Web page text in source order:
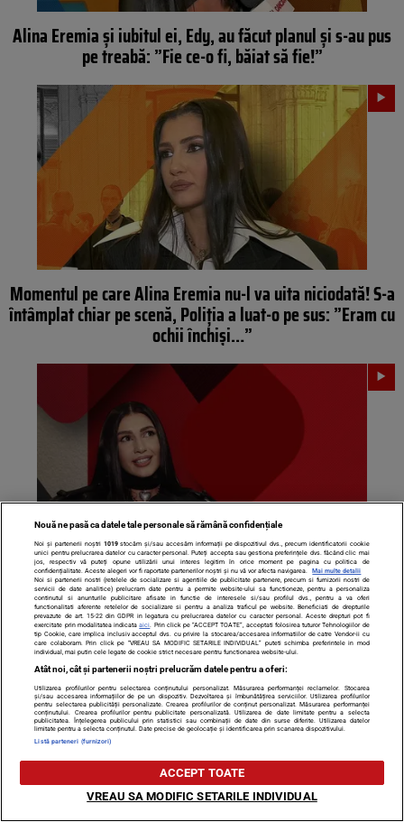
Alina Eremia și iubitul ei, Edy, au făcut planul și s-au pus
pe treabă: ”Fie ce-o fi, băiat să fie!”
Momentul pe care Alina Eremia nu-l va uita niciodată! S-a
întâmplat chiar pe scenă, Poliția a luat-o pe sus: ”Eram cu
ochii închiși…”
Alina Eremia nu a ascuns nimic, într-un interviu de
colecție pentru CANCAN.RO: căsătorie, copil, relația cu
”socrii”! Ce pregătește alături de iubitul ei
Nouă ne pasă ca datele tale personale să rămână confidențiale
Noi și partenerii noștri 1019stocăm și/sau accesăm informații pe dispozitivul dvs., precum identificatorii cookie
unici pentru prelucrarea datelor cu caracter personal. Puteți accepta sau gestiona preferințele dvs. făcând clic mai
jos, respectiv vă puteți opune utilizării unui interes legitim în orice moment pe pagina cu politica de
confidențialitate. Aceste alegeri vor fi raportate partenerilor noștri și nu vă vor afecta navigarea.
Mai multe detalii
Noi si partenerii nostri (retelele de socializare si agentiile de publicitate partenere, precum si furnizorii nostri de
servicii de date analitice) prelucram date pentru a permite website-ului sa functioneze, pentru a personaliza
continutul si anunturile publicitare afisate in functie de interesele si/sau profilul dvs., pentru a va oferi
functionalitati aferente retelelor de socializare si pentru a analiza traficul pe website. Beneficiati de drepturile
prevazute de art. 15-22 din GDPR in legatura cu prelucrarea datelor cu caracter personal. Aceste drepturi pot fi
exercitate prin modalitatea indicataaici . Prin click pe “ACCEPT TOATE”, acceptati folosirea tuturor Tehnologiilor de
tip Cookie, care implica inclusiv acceptul dvs. cu privire la stocarea/accesarea informatiilor de catre Vendor-ii cu
care colaboram. Prin click pe “VREAU SA MODIFIC SETARILE INDIVIDUAL” puteti schimba preferintele in mod
individual, mai putin cele legate de cookie strict necesare pentru functionarea website-ului.
Atât noi, cât și partenerii noștri prelucrăm datele pentru a oferi:
Utilizarea profilurilor pentru selectarea conținutului personalizat. Măsurarea performanței reclamelor. Stocarea
și/sau accesarea informațiilor de pe un dispozitiv. Dezvoltarea și îmbunătățirea serviciilor. Utilizarea profilurilor
pentru selectarea publicității personalizate. Crearea profilurilor de conținut personalizat. Măsurarea performanței
conținutului. Crearea profilurilor pentru publicitate personalizată. Utilizarea de date limitate pentru a selecta
publicitatea. Înțelegerea publicului prin statistici sau combinații de date din surse diferite. Utilizarea datelor
limitate pentru a selecta conținutul. Date precise de geolocație și identificarea prin scanarea dispozitivului.
Listă parteneri (furnizori)
ACCEPT TOATE
VREAU SA MODIFIC SETARILE INDIVIDUAL